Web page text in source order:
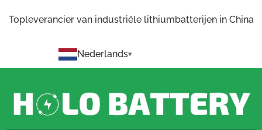
Topleverancier van industriële lithiumbatterijen in China
Nederlands